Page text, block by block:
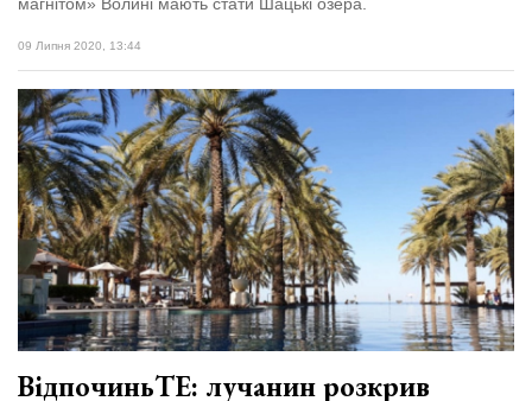
09 Липня 2020, 13:44
ВідпочиньТЕ: лучанин розкрив